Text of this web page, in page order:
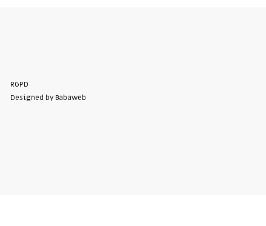
RGPD
Designed by Babaweb